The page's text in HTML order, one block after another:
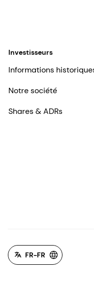
Investisseurs
Informations
Notre société
Shares & ADRs
FR-FR